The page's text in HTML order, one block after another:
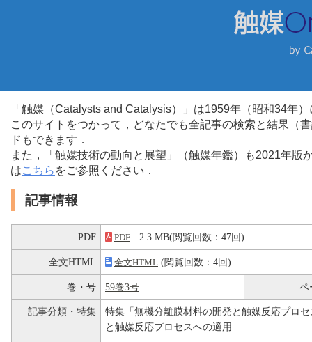
「触媒（Catalysts and Catalysis）」は1959年（昭和34年
このサイトをつかって，どなたでも全記事の検索と結果（
ドもできます．
また，「触媒技術の動向と展望」（触媒年鑑）も2021年
はこちら をご参照ください．
記事情報
PDF PDF 2.3 MB(閲覧回数：47回)
全文HTML 全文HTML (閲覧回数：4回)
巻・号 59巻3号 ペ
記事分類・特集
特集「無機分離膜材料の開発と触媒反応プロ
と触媒反応プロセスへの適用